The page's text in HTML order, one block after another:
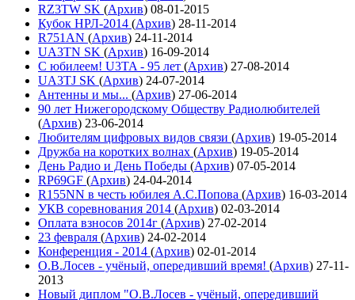
RZ3TW SK (Архив) 08-01-2015
Кубок НРЛ-2014 (Архив) 28-11-2014
R751AN (Архив) 24-11-2014
UA3TN SK (Архив) 16-09-2014
С юбилеем! U3TA - 95 лет (Архив) 27-08-2014
UA3TJ SK (Архив) 24-07-2014
Антенны и мы... (Архив) 27-06-2014
90 лет Нижегородскому Обществу Радиолюбителей
(Архив) 23-06-2014
Любителям цифровых видов связи (Архив) 19-05-2014
Дружба на коротких волнах (Архив) 19-05-2014
День Радио и День Победы (Архив) 07-05-2014
RP69GF (Архив) 24-04-2014
R155NN в честь юбилея А.С.Попова (Архив) 16-03-2014
УКВ соревнования 2014 (Архив) 02-03-2014
Оплата взносов 2014г (Архив) 27-02-2014
23 февраля (Архив) 24-02-2014
Конференция - 2014 (Архив) 02-01-2014
О.В.Лосев - учёный, опередивший время! (Архив) 27-11-
2013
Новый диплом "О.В.Лосев - учёный, опередивший